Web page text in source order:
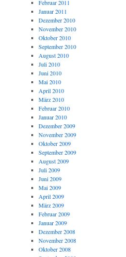
Februar 2011
Januar 2011
Dezember 2010
November 2010
Oktober 2010
September 2010
August 2010
Juli 2010
Juni 2010
Mai 2010
April 2010
März 2010
Februar 2010
Januar 2010
Dezember 2009
November 2009
Oktober 2009
September 2009
August 2009
Juli 2009
Juni 2009
Mai 2009
April 2009
März 2009
Februar 2009
Januar 2009
Dezember 2008
November 2008
Oktober 2008